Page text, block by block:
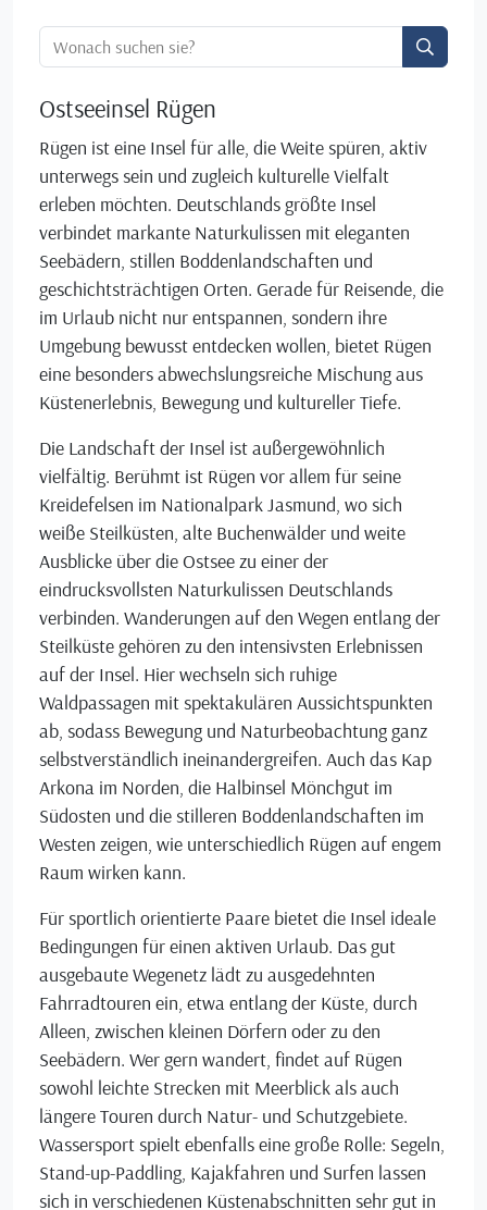
Ortssuche:
Ostseeinsel Rügen
Rügen ist eine Insel für alle, die Weite spüren, aktiv
unterwegs sein und zugleich kulturelle Vielfalt
erleben möchten. Deutschlands größte Insel
verbindet markante Naturkulissen mit eleganten
Seebädern, stillen Boddenlandschaften und
geschichtsträchtigen Orten. Gerade für Reisende, die
im Urlaub nicht nur entspannen, sondern ihre
Umgebung bewusst entdecken wollen, bietet Rügen
eine besonders abwechslungsreiche Mischung aus
Küstenerlebnis, Bewegung und kultureller Tiefe.
Die Landschaft der Insel ist außergewöhnlich
vielfältig. Berühmt ist Rügen vor allem für seine
Kreidefelsen im Nationalpark Jasmund, wo sich
weiße Steilküsten, alte Buchenwälder und weite
Ausblicke über die Ostsee zu einer der
eindrucksvollsten Naturkulissen Deutschlands
verbinden. Wanderungen auf den Wegen entlang der
Steilküste gehören zu den intensivsten Erlebnissen
auf der Insel. Hier wechseln sich ruhige
Waldpassagen mit spektakulären Aussichtspunkten
ab, sodass Bewegung und Naturbeobachtung ganz
selbstverständlich ineinandergreifen. Auch das Kap
Arkona im Norden, die Halbinsel Mönchgut im
Südosten und die stilleren Boddenlandschaften im
Westen zeigen, wie unterschiedlich Rügen auf engem
Raum wirken kann.
Für sportlich orientierte Paare bietet die Insel ideale
Bedingungen für einen aktiven Urlaub. Das gut
ausgebaute Wegenetz lädt zu ausgedehnten
Fahrradtouren ein, etwa entlang der Küste, durch
Alleen, zwischen kleinen Dörfern oder zu den
Seebädern. Wer gern wandert, findet auf Rügen
sowohl leichte Strecken mit Meerblick als auch
längere Touren durch Natur- und Schutzgebiete.
Wassersport spielt ebenfalls eine große Rolle: Segeln,
Stand-up-Paddling, Kajakfahren und Surfen lassen
sich in verschiedenen Küstenabschnitten sehr gut in